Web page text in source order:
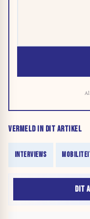
VERMELD IN DIT ARTIKEL
INTERVIEWS
DIT